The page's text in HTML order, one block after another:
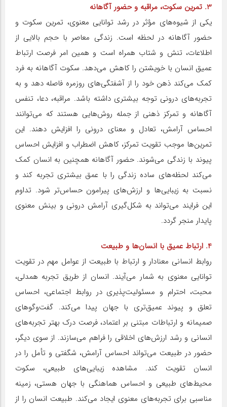
3. تمرین سکوت، مراقبه و حضور آگاهانه
یکی از شیوه‌های مؤثر در رشد توانایی معنوی، تمرین سکوت و
حضور آگاهانه در لحظه است. زندگی معاصر با حجم بالایی از
اطلاعات، تنش و شتاب همراه است و همین امر فرصت ارتباط
عمیق انسان با خویشتن را کاهش می‌دهد. سکوت آگاهانه به فرد
کمک می‌کند ذهن خود را از آشفتگی‌های روزمره فاصله دهد و به
تجربه‌های درونی توجه بیشتری داشته باشد. مراقبه، دعا، تنفس
آگاهانه و تمرکز ذهنی از جمله روش‌هایی هستند که می‌توانند
احساس آرامش، تعادل و معنای درونی را افزایش دهند. این
تمرین‌ها موجب تقویت تمرکز، کاهش اضطراب و افزایش احساس
پیوند با زندگی می‌شوند. حضور آگاهانه همچنین به انسان کمک
می‌کند لحظه‌های ساده زندگی را با عمق بیشتری تجربه کند و
نسبت به زیبایی‌ها و ارزش‌های پیرامون حساس‌تر شود. تداوم
این فرایند می‌تواند به شکل‌گیری آرامش درونی و بینش معنوی
پایدار منجر گردد.
4. ارتباط عمیق با انسان‌ها و طبیعت
روابط انسانی معنادار و ارتباط با طبیعت از عوامل مهم در تقویت
توانایی معنوی به شمار می‌آیند. انسان از طریق تجربه همدلی،
محبت، احترام و مسئولیت‌پذیری در روابط اجتماعی، احساس
تعلق و پیوند عمیق‌تری با جهان پیدا می‌کند. گفت‌وگوهای
صمیمانه و ارتباطات مبتنی بر اعتماد، فرصت درک بهتر تجربه‌های
انسانی و رشد ارزش‌های اخلاقی را فراهم می‌سازند. از سوی دیگر،
حضور در طبیعت می‌تواند احساس آرامش، شگفتی و تأمل را در
انسان تقویت کند. مشاهده زیبایی‌های طبیعی، سکوت
محیط‌های طبیعی و احساس هماهنگی با جهان هستی، زمینه
مناسبی برای تجربه‌های معنوی ایجاد می‌کند. طبیعت انسان را از